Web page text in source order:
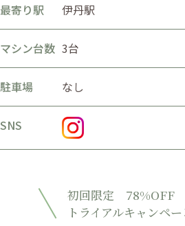
最寄り駅 伊丹駅
マシン台数 3台
駐車場 なし
SNS
初回限定 78%OFF
トライアルキャンペー